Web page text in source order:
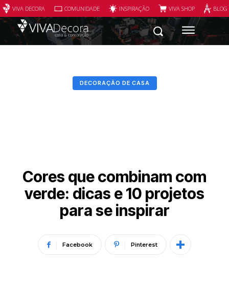
VIVA DECORA COMUNIDADE INSPIRAÇÃO VIVA SHOP
DECORAÇÃO DE CASA
Cores que combinam com
verde: dicas e 10 projetos
para se inspirar
Facebook Pinterest